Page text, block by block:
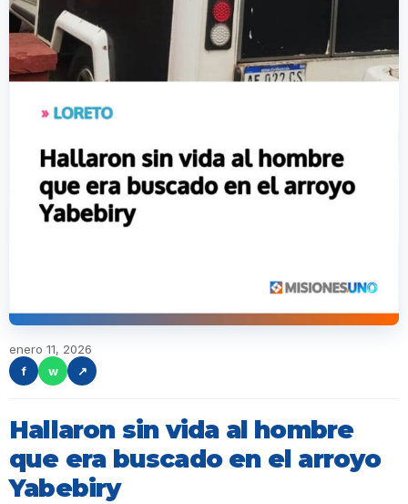
enero 11, 2026
f
w ↗
Hallaron sin vida al hombre
que era buscado en el arroyo
Yabebiry